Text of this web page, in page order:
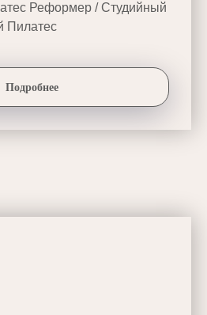
Реформер / Студийный
Пилатес
Подробнее